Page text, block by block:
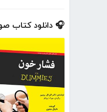
🎧 دانلود کتاب